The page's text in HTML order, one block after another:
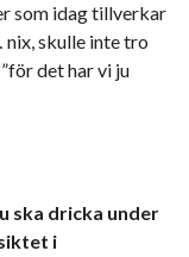
som idag tillverkar
nix, skulle inte tro
det har vi ju
ska dricka under
i